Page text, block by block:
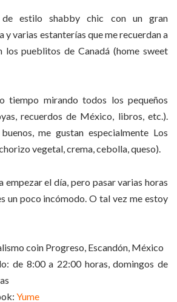
de estilo shabby chic con un gran
y varias estanterías que me recuerdan a
los pueblitos de Canadá (home sweet
tiempo mirando todos los pequeños
recuerdos de México, libros, etc.).
me gustan especialmente Los
vegetal, crema, cebolla, queso).
empezar el día, pero pasar varias horas
un poco incómodo. O tal vez me estoy
coin Progreso, Escandón, México
de 8:00 a 22:00 horas, domingos de
Yume